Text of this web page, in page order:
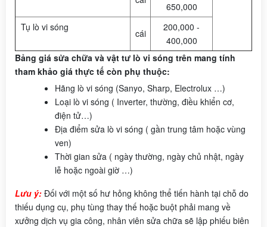
650,000
Tụ lò vi sóng
cái
200,000 -
400,000
Bảng giá sửa chữa và vật tư lò vi sóng trên mang tính
tham khảo giá thực tế còn phụ thuộc:
Hãng lò vi sóng (Sanyo, Sharp, Electrolux …)
Loại lò vi sóng ( Inverter, thường, điều khiển cơ,
điện tử…)
Địa điểm sửa lò vi sóng ( gần trung tâm hoặc vùng
ven)
Thời gian sửa ( ngày thường, ngày chủ nhật, ngày
lễ hoặc ngoài giờ …)
Lưu ý: Đối với một số hư hỏng không thể tiến hành tại chỗ do
thiếu dụng cụ, phụ tùng thay thế hoặc buột phải mang về
xưởng dịch vụ gia công, nhân viên sửa chữa sẽ lập phiếu biên